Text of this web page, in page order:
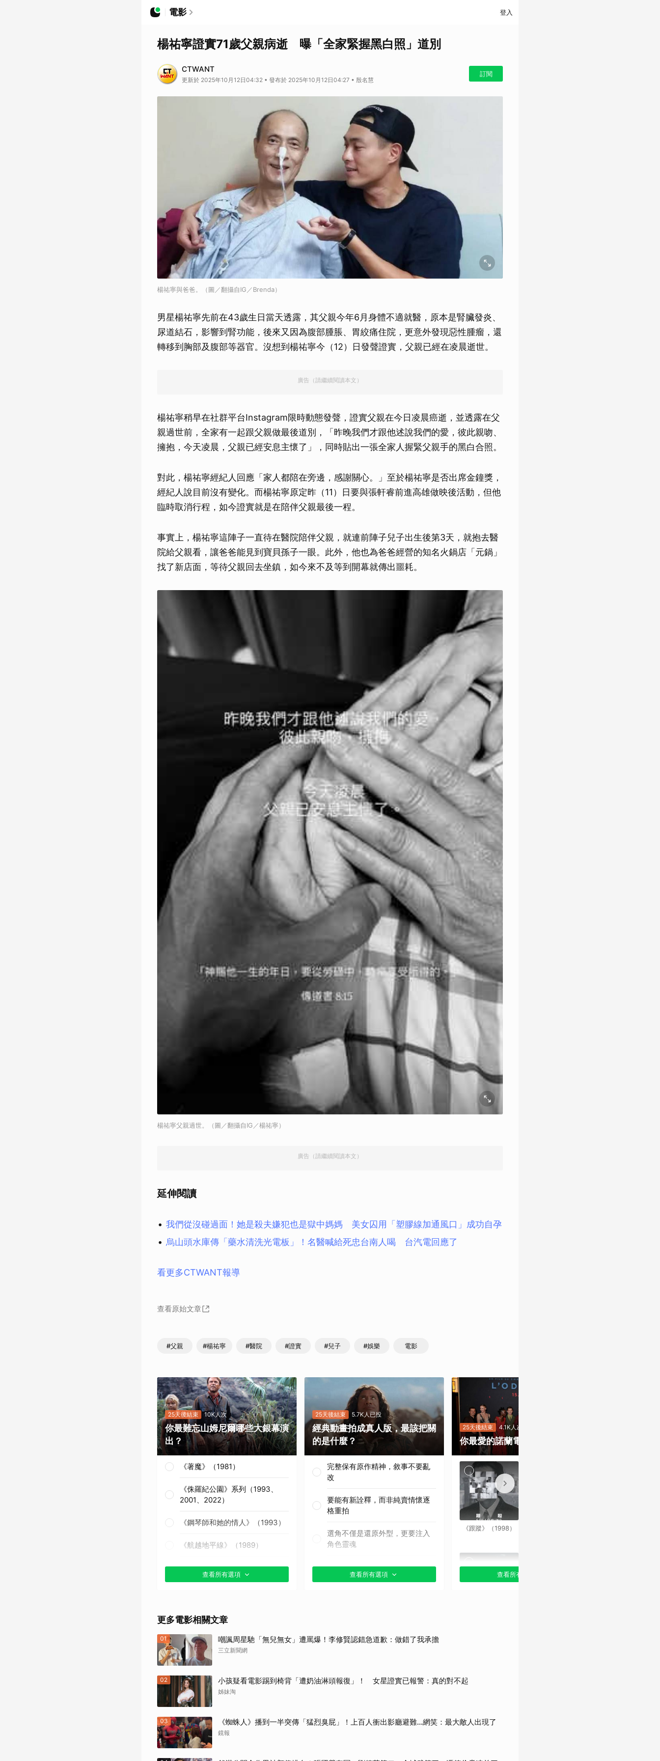
電影 登入
楊祐寧證實71歲父親病逝 曝「全家緊握黑白照」道別
CTWANT
更新於 2025年10月12日04:32 • 發布於 2025年10月12日04:27 • 殷名慧
訂閱
楊祐寧與爸爸。（圖／翻攝自IG／Brenda）
男星楊祐寧先前在43歲生日當天透露，其父親今年6月身體不適就醫，原本是腎臟發炎、
尿道結石，影響到腎功能，後來又因為腹部腫脹、胃絞痛住院，更意外發現惡性腫瘤，還
轉移到胸部及腹部等器官。沒想到楊祐寧今（12）日發聲證實，父親已經在凌晨逝世。
廣告（請繼續閱讀本文）
楊祐寧稍早在社群平台Instagram限時動態發聲，證實父親在今日凌晨癌逝，並透露在父
親過世前，全家有一起跟父親做最後道別，「昨晚我們才跟他述說我們的愛，彼此親吻、
擁抱，今天凌晨，父親已經安息主懷了」，同時貼出一張全家人握緊父親手的黑白合照。
對此，楊祐寧經紀人回應「家人都陪在旁邊，感謝關心。」至於楊祐寧是否出席金鐘獎，
經紀人說目前沒有變化。而楊祐寧原定昨（11）日要與張軒睿前進高雄做映後活動，但他
臨時取消行程，如今證實就是在陪伴父親最後一程。
事實上，楊祐寧這陣子一直待在醫院陪伴父親，就連前陣子兒子出生後第3天，就抱去醫
院給父親看，讓爸爸能見到寶貝孫子一眼。此外，他也為爸爸經營的知名火鍋店「元鍋」
找了新店面，等待父親回去坐鎮，如今來不及等到開幕就傳出噩耗。
楊祐寧父親過世。（圖／翻攝自IG／楊祐寧）
廣告（請繼續閱讀本文）
延伸閱讀
我們從沒碰過面！她是殺夫嫌犯也是獄中媽媽 美女囚用「塑膠線加通風口」成功自孕
烏山頭水庫傳「藥水清洗光電板」！名醫喊給死忠台南人喝 台汽電回應了
看更多CTWANT報導
查看原始文章
#父親 #楊祐寧 #醫院 #證實 #兒子 #娛樂 電影
25天後結束 10K人次
你最難忘山姆尼爾哪些大銀幕演
出？
《著魔》（1981）
《侏羅紀公園》系列（1993、
2001、2022）
《鋼琴師和她的情人》（1993）
《航越地平線》（1989）
《獵殺紅色十月》（1990）
《撕裂地平線》（1997）
《變人》（1999）
《鋼鐵墳墓》（2013）
《震盪效應》(2015)
《神鬼嚎野人》（2016）
《網住愛情》（2004）
其他（歡迎貼文分享）
查看所有選項
25天後結束 5.7K人已投
經典動畫拍成真人版，最該把關
的是什麼？
完整保有原作精神，敘事不要亂
改
要能有新詮釋，而非純賣情懷逐
格重拍
選角不僅是還原外型，更要注入
角色靈魂
真人版特效絕對不能尷尬
查看所有選項
25天後結束 4.1K人次
你最愛的諾蘭電影是哪一部？
《跟蹤》（1998）
（2006）
查看所有選項
更多電影相關文章
01 嘲諷周星馳「無兒無女」遭罵爆！李修賢認錯急道歉：做錯了我承擔
三立新聞網
02 小孩疑看電影踢到椅背「遭奶油淋頭報復」！ 女星證實已報警：真的對不起
姊妹淘
03 《蜘蛛人》播到一半突傳「猛烈臭屁」！上百人衝出影廳避難...網笑：最大敵人出現了
鏡報